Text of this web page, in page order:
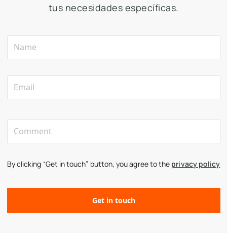
tus necesidades específicas.
By clicking “Get in touch” button, you agree to the privacy policy